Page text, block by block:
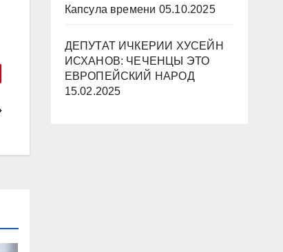
Капсула времени 05.10.2025
ДЕПУТАТ ИЧКЕРИИ ХУСЕЙН
ИСХАНОВ: ЧЕЧЕНЦЫ ЭТО
ЕВРОПЕЙСКИЙ НАРОД
15.02.2025